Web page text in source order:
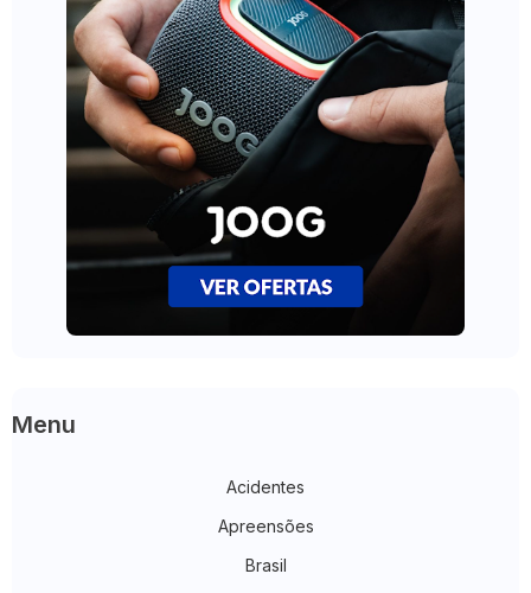
Menu
Acidentes
Apreensões
Brasil